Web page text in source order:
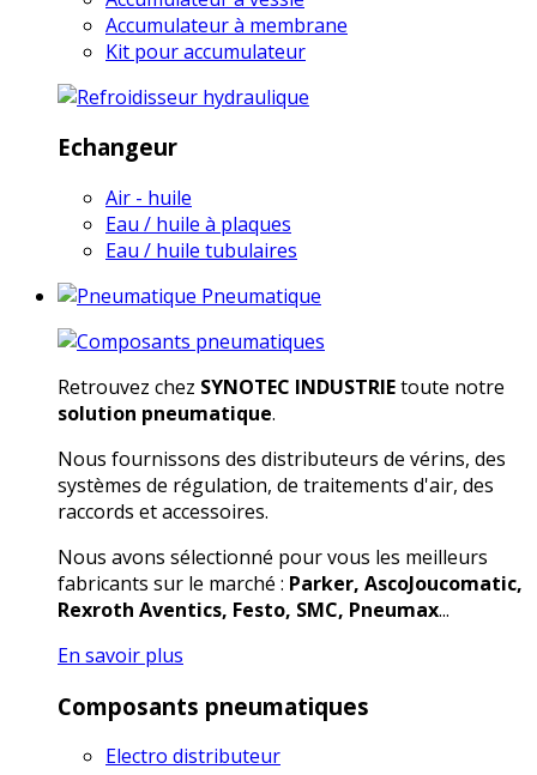
Accumulateur à membrane
Kit pour accumulateur
Echangeur
Air - huile
Eau / huile à plaques
Eau / huile tubulaires
Pneumatique
Retrouvez chez SYNOTEC INDUSTRIEtoute notre
solution pneumatique.
Nous fournissons des distributeurs de vérins, des
systèmes de régulation, de traitements d'air, des
raccords et accessoires.
Nous avons sélectionné pour vous les meilleurs
fabricants sur le marché : Parker, AscoJoucomatic,
Rexroth Aventics, Festo, SMC, Pneumax...
En savoir plus
Composants pneumatiques
Electro distributeur